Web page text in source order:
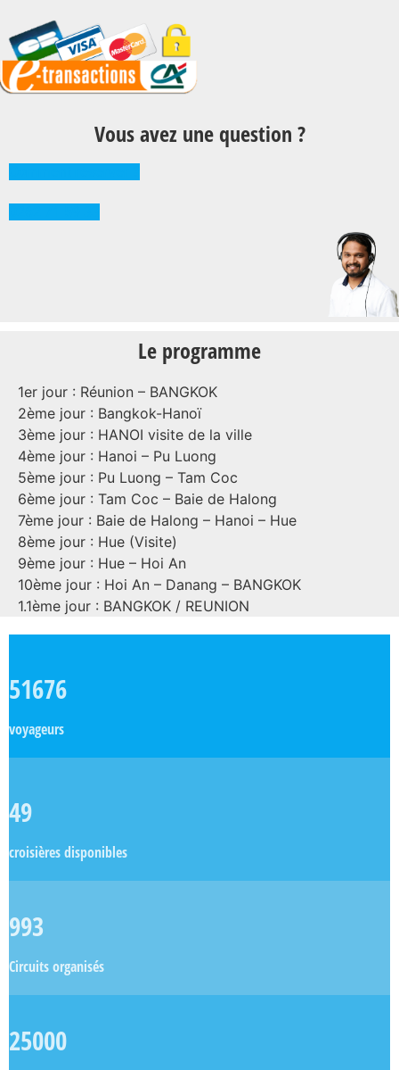
Vous avez une question ?
Le programme
1er jour : Réunion – BANGKOK
2ème jour : Bangkok-Hanoï
3ème jour : HANOI visite de la ville
4ème jour : Hanoi – Pu Luong
5ème jour : Pu Luong – Tam Coc
6ème jour : Tam Coc – Baie de Halong
7ème jour : Baie de Halong – Hanoi – Hue
8ème jour : Hue (Visite)
9ème jour : Hue – Hoi An
10ème jour : Hoi An – Danang – BANGKOK
1.1ème jour : BANGKOK / REUNION
51676
voyageurs
49
croisières disponibles
993
Circuits organisés
25000